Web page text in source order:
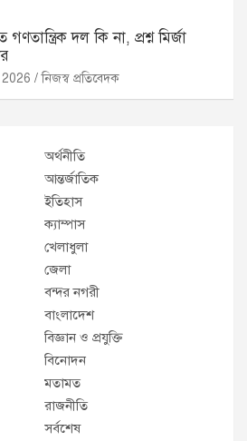
গণতান্ত্রিক দল কি না, প্রশ্ন মির্জা
নিজস্ব প্রতিবেদক
অর্থনীতি
আন্তর্জাতিক
ইতিহাস
ক্যাম্পাস
খেলাধুলা
জেলা
বন্দর নগরী
বাংলাদেশ
বিজ্ঞান ও প্রযুক্তি
বিনোদন
মতামত
রাজনীতি
সর্বশেষ